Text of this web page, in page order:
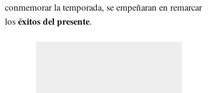
conmemorar la temporada, se empeñaran en remarcar
los éxitos del presente.